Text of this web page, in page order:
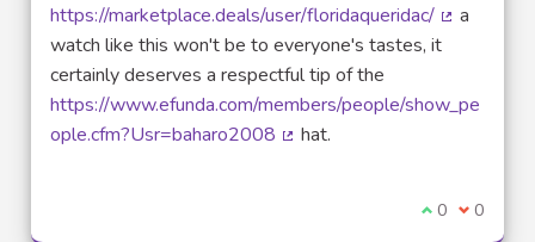
https://marketplace.deals/user/floridaqueridac/
(Lien
a
watch like this won't be to everyone's tastes, it
certainly deserves a respectful tip of the
https://www.efunda.com/members/people/show_pe
ople.cfm?Usr=baharo2008
hat.
Je suis
0 Je ne
0